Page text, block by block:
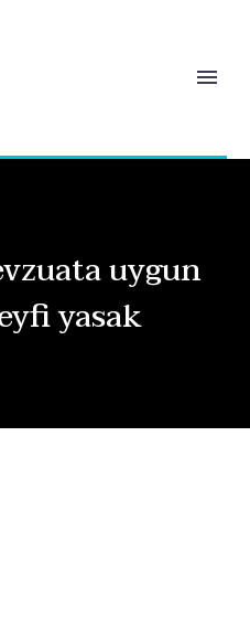
uygun
yasak